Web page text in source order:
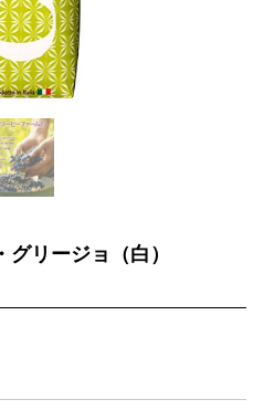
グリージョ（白）